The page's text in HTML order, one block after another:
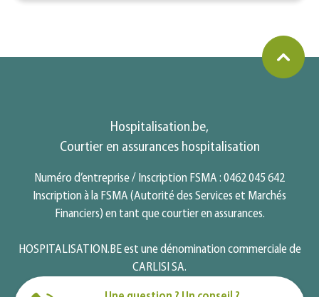
Hospitalisation.be,
Courtier en assurances hospitalisation
Numéro d’entreprise / Inscription FSMA : 0462 045 642
Inscription à la FSMA (Autorité des Services et Marchés
Financiers) en tant que courtier en assurances.
HOSPITALISATION.BE est une dénomination commerciale de
CARLISI SA.